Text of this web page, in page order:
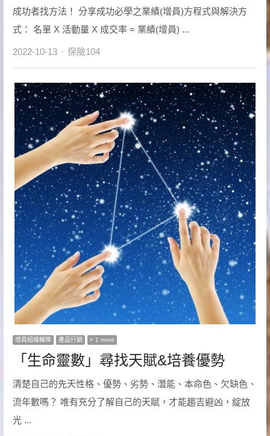
成功者找方法！ 分享成功必學之業績(增員)方程式與解決方
式： 名單 X 活動量 X 成交率 = 業績(增員) ...
2022-10-13 Author
保險104
增員組織輔導 產品行銷 + 1 more
「生命靈數」尋找天賦&培養優勢
清楚自己的先天性格、優勢、劣勢、潛能、本命色、欠缺色、
流年數嗎？ 唯有充分了解自己的天賦，才能趨吉避凶，綻放
光 ...